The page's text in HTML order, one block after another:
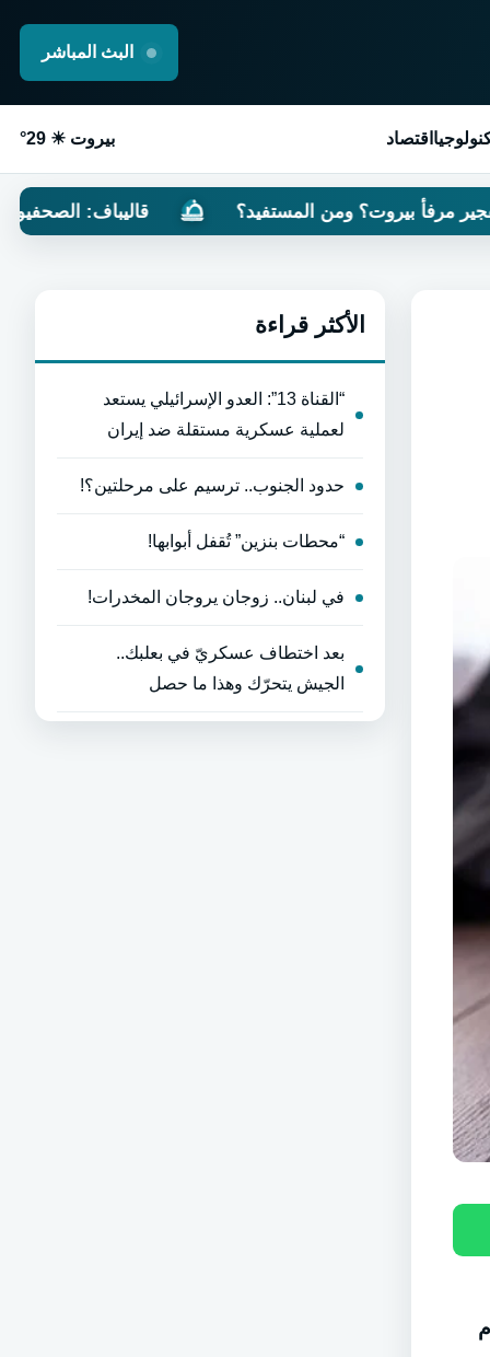
البث المباشر
اقتصاد بيروت ☀ 29°
ومن المستفيد؟ قاليباف: الصحفيون مجاهدون..
الأكثر قراءة
“القناة 13”: العدو الإسرائيلي يستعد
لعملية عسكرية مستقلة ضد إيران
حدود الجنوب.. ترسيم على مرحلتين؟!
“محطات بنزين” تُقفل أبوابها!
في لبنان.. زوجان يروجان المخدرات!
بعد اختطاف عسكريّ في بعلبك..
الجيش يتحرّك وهذا ما حصل